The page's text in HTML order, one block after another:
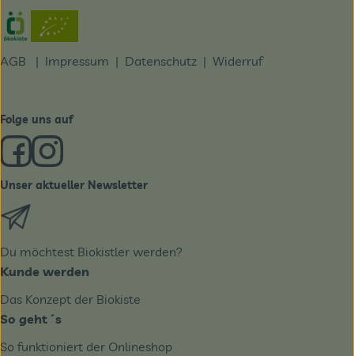
Externer Link zu https://www.oekokiste.de/
AGB | Impressum | Datenschutz | Widerruf
Folge uns auf
Externer Link zu https://www.facebook.com/derBiobote/
Externer Link zu https://www.instagram.com/
Unser aktueller Newsletter
Du möchtest Biokistler werden?
Kunde werden
Das Konzept der Biokiste
So geht´s
So funktioniert der Onlineshop